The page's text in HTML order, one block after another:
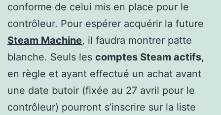
conforme de celui mis en place pour le
contrôleur. Pour espérer acquérir la future
Steam Machine, il faudra montrer patte
blanche. Seuls les comptes Steam actifs,
en règle et ayant effectué un achat avant
une date butoir (fixée au 27 avril pour le
contrôleur) pourront s’inscrire sur la liste